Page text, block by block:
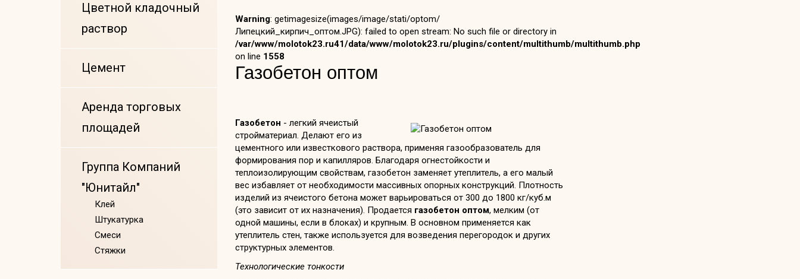
Warning: getimagesize(images/image/stati/optom/
Липецкий_кирпич_оптом.JPG): failed to open stream: No such file or directory in
/var/www/molotok23.ru41/data/www/molotok23.ru/plugins/content/multithumb/multithumb.php
on line 1558
Газобетон оптом
Газобетон - легкий ячеистый
стройматериал. Делают его из
цементного или известкового раствора, применяя газообразователь для
формирования пор и капилляров. Благодаря огнестойкости и
теплоизолирующим свойствам, газобетон заменяет утеплитель, а его малый
вес избавляет от необходимости массивных опорных конструкций. Плотность
изделий из ячеистого бетона может варьироваться от 300 до 1800 кг/куб.м
(это зависит от их назначения). Продается газобетон оптом, мелким (от
одной машины, если в блоках) и крупным. В основном применяется как
утеплитель стен, также используется для возведения перегородок и других
структурных элементов.
Технологические тонкости
Цветной кладочный
раствор
Цемент
Аренда торговых
площадей
Группа Компаний
"Юнитайл"
Клей
Штукатурка
Смеси
Стяжки